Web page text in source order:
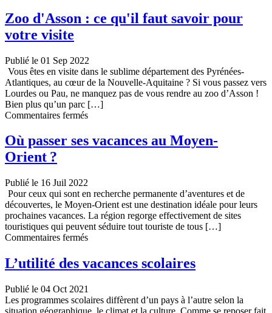
Finistère
:
de
vacances
aux
multiples
merveilles
Zoo d'Asson : ce qu'il faut savoir pour
votre visite
Publié le 01 Sep 2022
Vous êtes en visite dans le sublime département des Pyrénées-
Atlantiques, au cœur de la Nouvelle-Aquitaine ? Si vous passez vers
Lourdes ou Pau, ne manquez pas de vous rendre au zoo d’Asson !
Bien plus qu’un parc […]
Commentaires ferméssur
d’Asson
:
savoir
pour
votre
visite
Où passer ses vacances au Moyen-
Orient ?
Publié le 16 Juil 2022
Pour ceux qui sont en recherche permanente d’aventures et de
découvertes, le Moyen-Orient est une destination idéale pour leurs
prochaines vacances. La région regorge effectivement de sites
touristiques qui peuvent séduire tout touriste de tous […]
Commentaires ferméssur
ses
au
Moyen-
L’utilité des vacances scolaires
Publié le 04 Oct 2021
Les programmes scolaires diffèrent d’un pays à l’autre selon la